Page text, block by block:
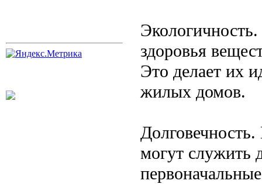
здоровья
Это делает их
жилых домов.
могут служить